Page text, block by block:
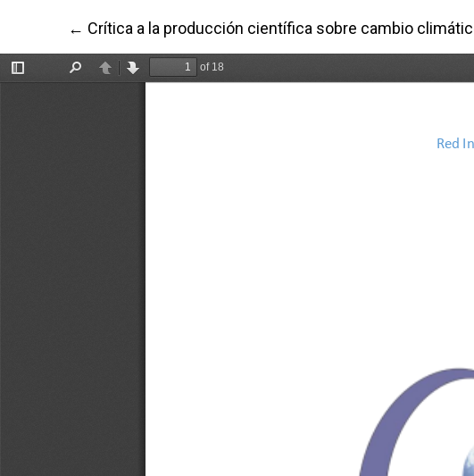
← Volver a los detalles del artículo
Crítica a la producción científica sobre cambio